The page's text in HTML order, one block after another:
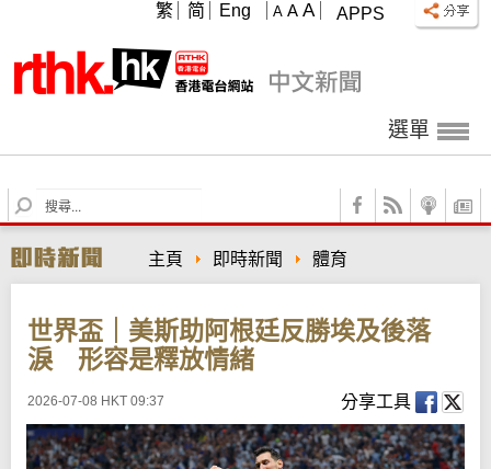
APPS
A A A
繁 简 Eng
選單
S
e
r
c
主頁 即時新聞 體育
世界盃｜美斯助阿根廷反勝埃及後落
淚 形容是釋放情緒
2026-07-08 HKT 09:37 分享工具